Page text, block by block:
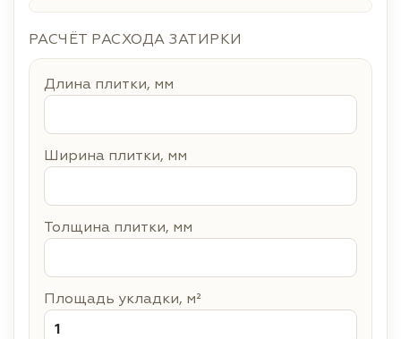
РАСЧЁТ РАСХОДА ЗАТИРКИ
Длина плитки, мм
Ширина плитки, мм
Толщина плитки, мм
Площадь укладки, м²